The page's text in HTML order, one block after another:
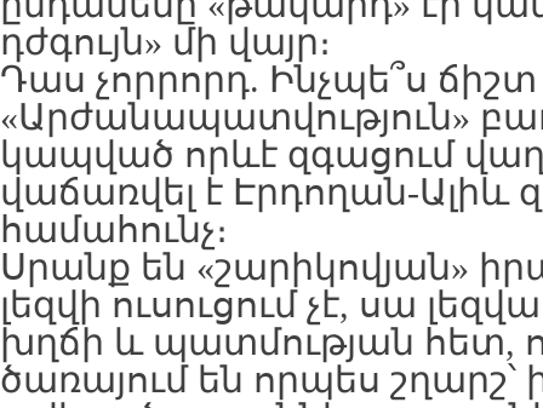
դժգույն» մի վայր։
Դաս չորրորդ. Ինչպե՞ս
«Արժանապատվություն»
կապված որևէ զգացում
վաճառվել է Էրդողան-Ալիև
համահունչ։
Սրանք են «շարիկովյան»
լեզվի ուսուցում չէ, սա
խղճի և պատմության հետ,
ծառայում են որպես